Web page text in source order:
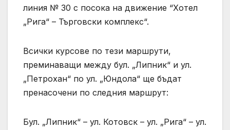
линия № 30 с посока на движение “Хотел
„Рига“ – Търговски комплекс“.
Всички курсове по тези маршрути,
преминаващи между бул. „Липник“ и ул.
„Петрохан“ по ул. „Юндола“ ще бъдат
пренасочени по следния маршрут:
Бул. „Липник“ – ул. Котовск – ул. „Рига“ – ул.